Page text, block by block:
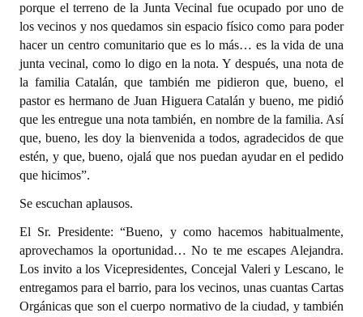
Periodistas Decanos - Registro
Ciudadano Ilustre - Registro
Banca del Vecino - Registro
Huéspedes de Honor - Registro
Antiguos Pobladores - Registro
Reconocimientos - Registro
Bariloche, Municipio intercultural
Entrega de distinciones
REFORMA DE LA CARTA ORGÁNICA
porque el terreno de la Junta Vecinal fue ocupado por uno de
los vecinos y nos quedamos sin espacio físico como para poder
hacer un centro comunitario que es lo más… es la vida de una
junta vecinal, como lo digo en la nota. Y después, una nota de
la familia Catalán, que también me pidieron que, bueno, el
pastor es hermano de Juan Higuera Catalán y bueno, me pidió
que les entregue una nota también, en nombre de la familia. Así
que, bueno, les doy la bienvenida a todos, agradecidos de que
estén, y que, bueno, ojalá que nos puedan ayudar en el pedido
que hicimos”.
Se escuchan aplausos.
El Sr. Presidente: “Bueno, y como hacemos habitualmente,
aprovechamos la oportunidad… No te me escapes Alejandra.
Los invito a los Vicepresidentes, Concejal Valeri y Lescano, le
entregamos para el barrio, para los vecinos, unas cuantas Cartas
Orgánicas que son el cuerpo normativo de la ciudad, y también